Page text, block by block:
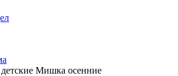
Мишка осенние